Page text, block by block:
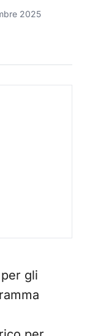
2025
per gli